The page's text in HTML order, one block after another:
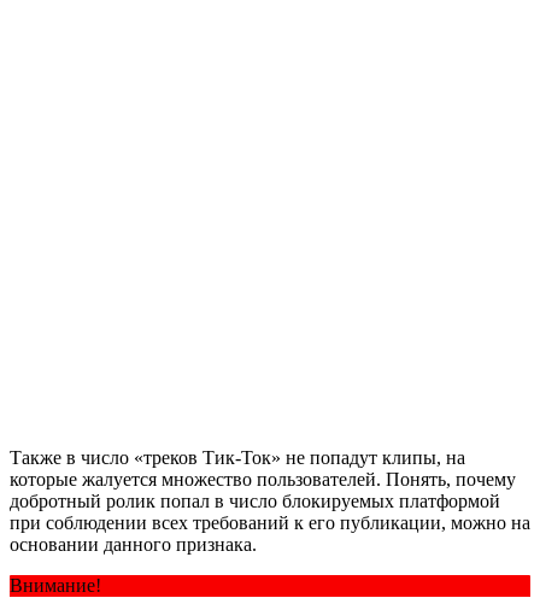
Также в число «треков Тик-Ток» не попадут клипы, на
которые жалуется множество пользователей. Понять, почему
добротный ролик попал в число блокируемых платформой
при соблюдении всех требований к его публикации, можно на
основании данного признака.
Внимание!